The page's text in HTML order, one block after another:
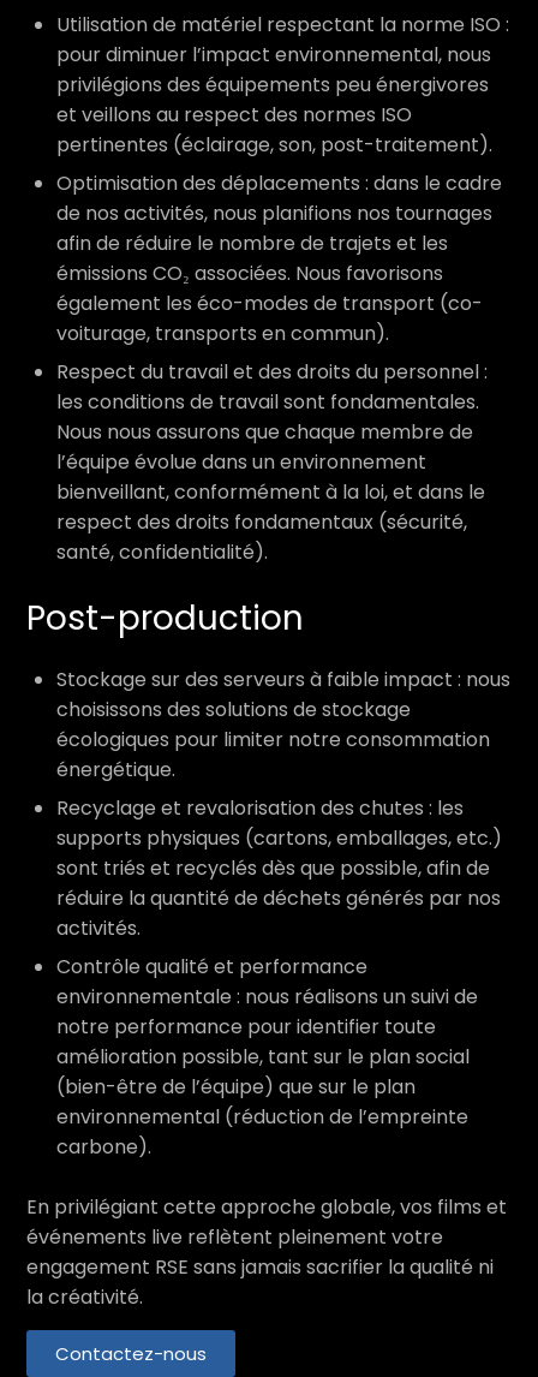
Utilisation de matériel respectant la norme ISO :
pour diminuer l’impact environnemental, nous
privilégions des équipements peu énergivores
et veillons au respect des normes ISO
pertinentes (éclairage, son, post-traitement).
Optimisation des déplacements : dans le cadre
de nos activités, nous planifions nos tournages
afin de réduire le nombre de trajets et les
émissions CO₂ associées. Nous favorisons
également les éco-modes de transport (co-
voiturage, transports en commun).
Respect du travail et des droits du personnel :
les conditions de travail sont fondamentales.
Nous nous assurons que chaque membre de
l’équipe évolue dans un environnement
bienveillant, conformément à la loi, et dans le
respect des droits fondamentaux (sécurité,
santé, confidentialité).
Post-production
Stockage sur des serveurs à faible impact : nous
choisissons des solutions de stockage
écologiques pour limiter notre consommation
énergétique.
Recyclage et revalorisation des chutes : les
supports physiques (cartons, emballages, etc.)
sont triés et recyclés dès que possible, afin de
réduire la quantité de déchets générés par nos
activités.
Contrôle qualité et performance
environnementale : nous réalisons un suivi de
notre performance pour identifier toute
amélioration possible, tant sur le plan social
(bien-être de l’équipe) que sur le plan
environnemental (réduction de l’empreinte
carbone).
En privilégiant cette approche globale, vos films et
événements live reflètent pleinement votre
engagement RSE sans jamais sacrifier la qualité ni
la créativité.
Contactez-nous